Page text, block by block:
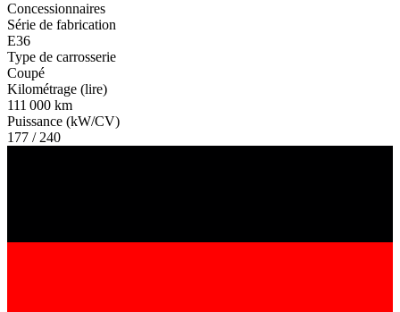
Concessionnaires
Série de fabrication
E36
Type de carrosserie
Coupé
Kilométrage (lire)
111 000 km
Puissance (kW/CV)
177 / 240